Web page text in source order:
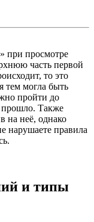
при просмотре
часть первой
то это
тем могла быть
пройти до
прошло. Также
на неё, однако
нарушаете правила
и типы